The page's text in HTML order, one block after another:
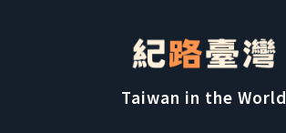
Taiwan in the World